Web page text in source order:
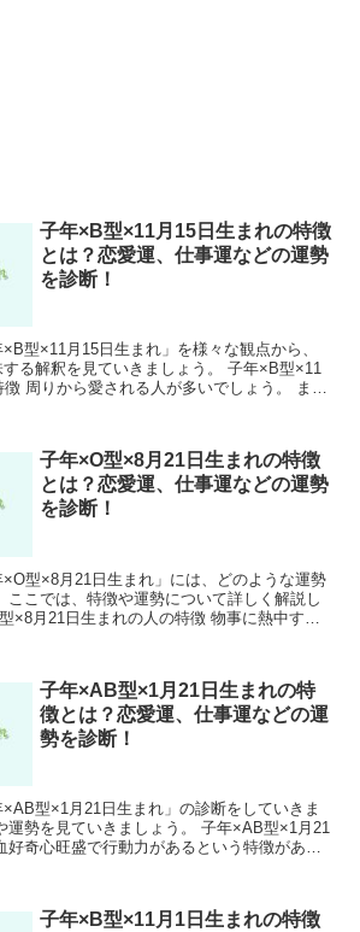
子年×B型×11月15日生まれの特徴
とは？恋愛運、仕事運などの運勢
を診断！
型×11月15日生まれ」を様々な観点から、
る解釈を見ていきましょう。 子年×B型×11
周りから愛される人が多いでしょう。 ま
子年×O型×8月21日生まれの特徴
とは？恋愛運、仕事運などの運勢
を診断！
型×8月21日生まれ」には、どのような運勢
ここでは、特徴や運勢について詳しく解説し
×8月21日生まれの人の特徴 物事に熱中する
子年×AB型×1月21日生まれの特
徴とは？恋愛運、仕事運などの運
勢を診断！
型×1月21日生まれ」の診断をしていきま
運勢を見ていきましょう。 子年×AB型×1月21
好奇心旺盛で行動力があるという特徴があり
子年×B型×11月1日生まれの特徴